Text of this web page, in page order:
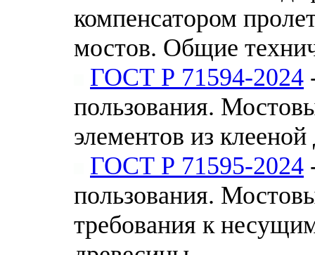
компенсатором
мостов. Общие
ГОСТ Р 71594-2024
пользования.
элементов из
ГОСТ Р 71595-2024
пользования.
требования к